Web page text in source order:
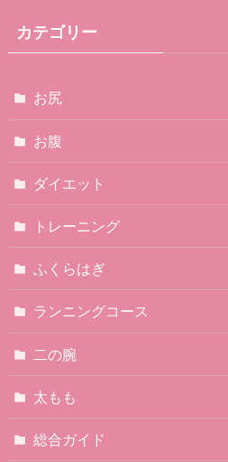
カテゴリー
お尻
お腹
ダイエット
トレーニング
ふくらはぎ
ランニングコース
二の腕
太もも
総合ガイド